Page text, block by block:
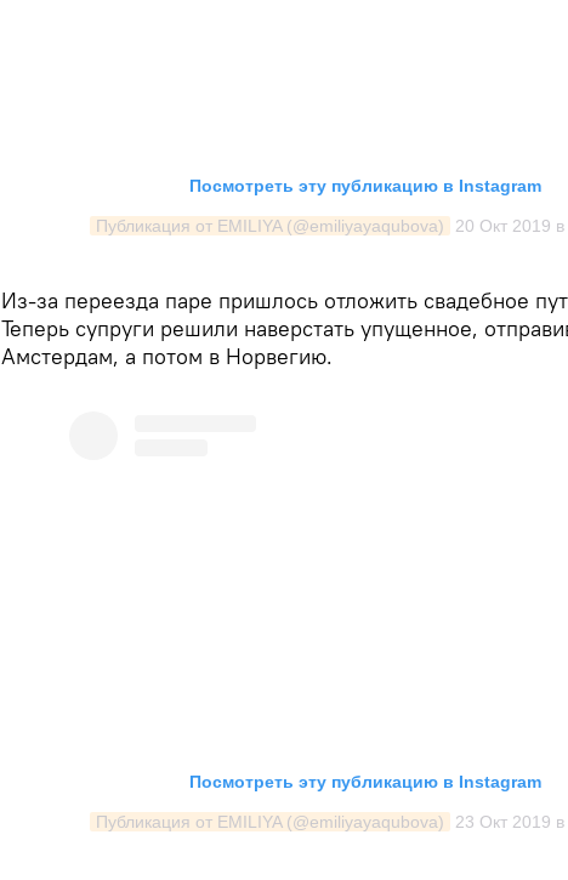
Посмотреть эту публикацию в Instagram
Публикация от EMILIYA (@emiliyayaqubova) 20 Окт 2019
Из-за переезда паре пришлось отложить свадебное
Теперь супруги решили наверстать упущенное,
Амстердам, а потом в Норвегию.
Посмотреть эту публикацию в Instagram
Публикация от EMILIYA (@emiliyayaqubova) 23 Окт 2019